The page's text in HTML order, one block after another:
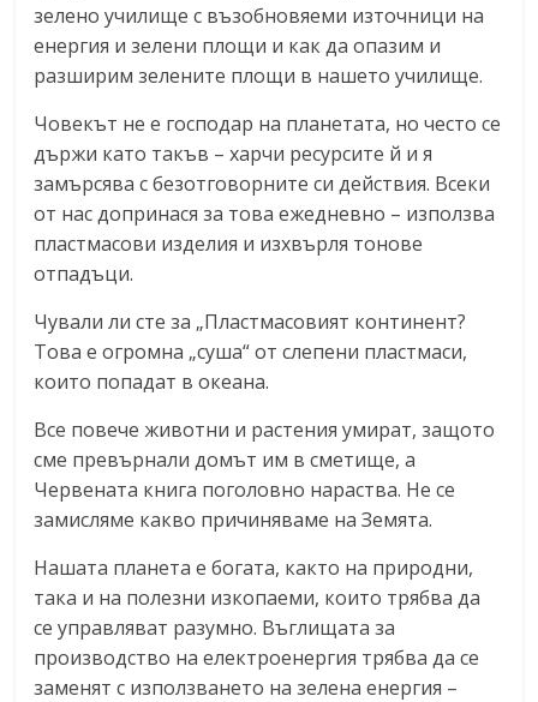
зелено училище с възобновяеми източници на
енергия и зелени площи и как да опазим и
разширим зелените площи в нашето училище.
Човекът не е господар на планетата, но често се
държи като такъв – харчи ресурсите й и я
замърсява с безотговорните си действия. Всеки
от нас допринася за това ежедневно – използва
пластмасови изделия и изхвърля тонове
отпадъци.
Чували ли сте за „Пластмасовият континент?
Това е огромна „суша“ от слепени пластмаси,
които попадат в океана.
Все повече животни и растения умират, защото
сме превърнали домът им в сметище, а
Червената книга поголовно нараства. Не се
замисляме какво причиняваме на Земята.
Нашата планета е богата, както на природни,
така и на полезни изкопаеми, които трябва да
се управляват разумно. Въглищата за
производство на електроенергия трябва да се
заменят с използването на зелена енергия –